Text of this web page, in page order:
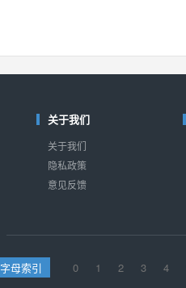
TC4052BFT (东芝-Toshiba)
ISL54233 (瑞萨-Renesas)
相同功能 相似度 49%
关于我们
关于我们
隐私政策
意见反馈
字母索引 0 1 2 3 4